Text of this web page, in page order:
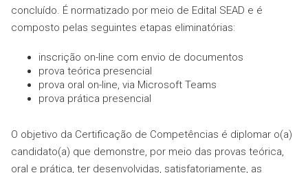
concluído. É normatizado por meio de Edital SEAD e é
composto pelas seguintes etapas eliminatórias:
inscrição on-line com envio de documentos
prova teórica presencial
prova oral on-line, via Microsoft Teams
prova prática presencial
O objetivo da Certificação de Competências é diplomar o(a)
candidato(a) que demonstre, por meio das provas teórica,
oral e prática, ter desenvolvidas, satisfatoriamente, as